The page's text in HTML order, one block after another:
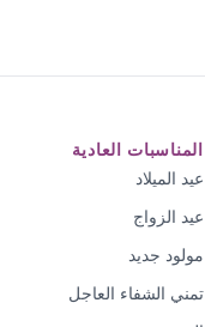
المناسبات العادية
عيد الميلاد
عيد الزواج
مولود جديد
تمني الشفاء العاجل